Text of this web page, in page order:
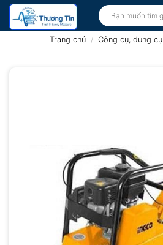
Bỏ
qua
Tìm
kiếm:
Trang chủ / Công cụ, dụng cụ